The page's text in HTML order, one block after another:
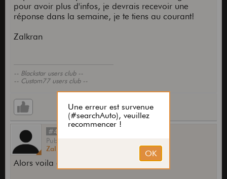
pour avoir plus d'infos, je devrais recevoir une
réponse dans la semaine, je te tiens au courant!
Zalkran
-- Blackstar users club --
-- Custom77 users club --
#4
Publié
Zalkran
22:32
Alors voila ce qu'on m'a répondu :